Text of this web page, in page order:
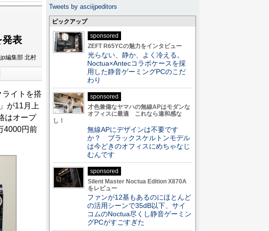
発表
編集部 北村
イトを搭
が11月上
はオープ
4000円前
Tweets by asciijpeditors
ピックアップ
sponsored
ZEFT R65YCの魅力をインタビュー
光らない、静か、よく冷える。
Noctua×Antecコラボケースを採
用した静音ゲーミングPCのこだ
わり
sponsored
才色兼備なヤマハの無線APはモダンな
オフィスに最適 これなら違和感な
し！
無線APにデザインは不要です
か？ ブラックスケルトンモデル
は今どきのオフィスにめちゃなじ
むんです
sponsored
Silent Master Noctua Edition X870A
をレビュー
ファンが12基もあるのにほとんど
の活用シーンで35dB以下、サイ
コムのNoctua尽くし静音ゲーミン
グPCがすごすぎた